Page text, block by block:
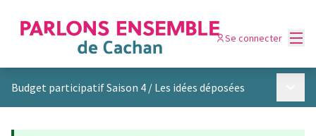
Se connecter
Budget participatif Saison 4 / Les idées déposées